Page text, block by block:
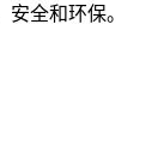
全和环保。